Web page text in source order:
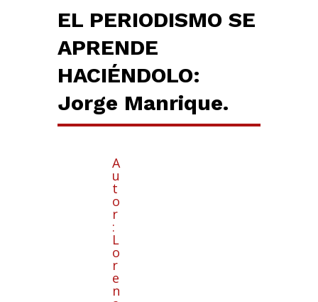
EL PERIODISMO SE
APRENDE
HACIÉNDOLO:
Jorge Manrique.
A
u
t
o
r
:
L
o
r
e
n